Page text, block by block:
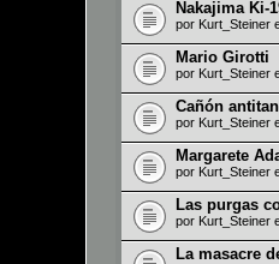
Nakajima Ki-
por Kurt_Steiner
Mario Girotti
por Kurt_Steiner
Cañón
por Kurt_Steiner
Margarete
por Kurt_Steiner
Las purgas
por Kurt_Steiner
La masacre